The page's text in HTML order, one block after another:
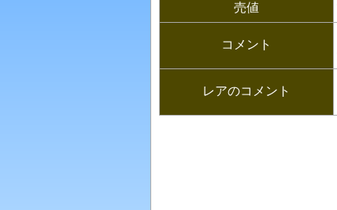
売値
コメント
レアのコメント